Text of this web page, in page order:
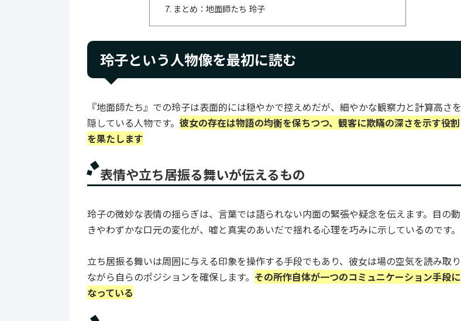
まとめ：地面師たち 玲子
玲子という人物像を最初に読む
『地面師たち』での玲子は表面的には穏やかで控えめだが、細やかな観察力と計算高さを
隠している人物です。 彼女の存在は物語の均衡を保ちつつ、観客に欺瞞の深さを示す役割
を果たします
表情や立ち居振る舞いが伝えるもの
玲子の微妙な表情の揺らぎは、言葉では語られない内面の緊張や疑念を伝えます。目の動
きやわずかな口元の変化が、嘘と真実のあいだで揺れる心理を巧みに示しているのです。
立ち居振る舞いは周囲に与える印象を操作する手段でもあり、彼女は場の空気を読み取り
ながら自らのポジションを確保します。 その所作自体が一つのコミュニケーション手段に
なっている